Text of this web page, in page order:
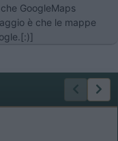
GoogleMaps
è che le mappe